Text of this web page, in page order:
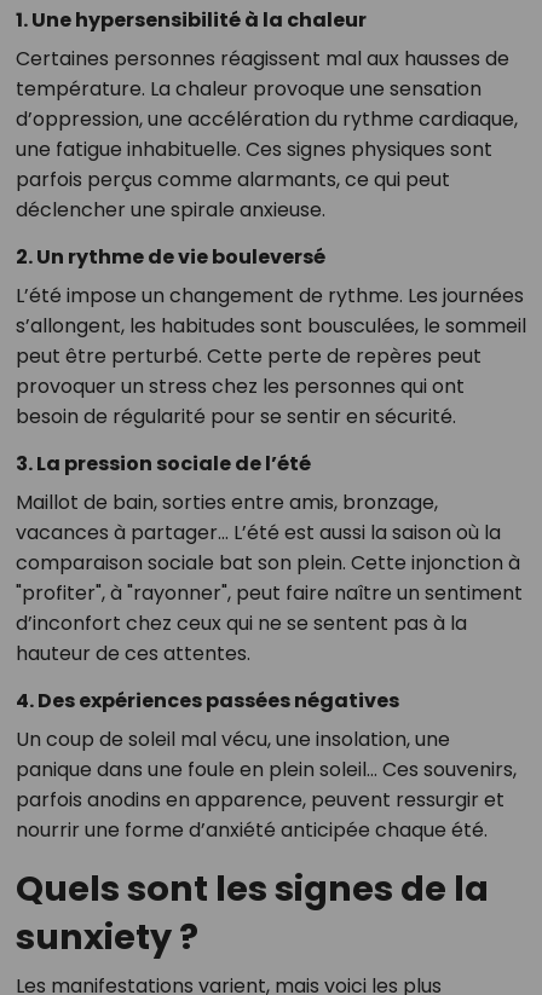
1.Une hypersensibilité à la chaleur
Certaines personnes réagissent mal aux hausses de
température. La chaleur provoque une sensation
d’oppression, une accélération du rythme cardiaque,
une fatigue inhabituelle. Ces signes physiques sont
parfois perçus comme alarmants, ce qui peut
déclencher une spirale anxieuse.
2.Un rythme de vie bouleversé
L’été impose un changement de rythme. Les journées
s’allongent, les habitudes sont bousculées, le sommeil
peut être perturbé. Cette perte de repères peut
provoquer un stress chez les personnes qui ont
besoin de régularité pour se sentir en sécurité.
3.La pression sociale de l’été
Maillot de bain, sorties entre amis, bronzage,
vacances à partager… L’été est aussi la saison où la
comparaison sociale bat son plein. Cette injonction à
"profiter", à "rayonner", peut faire naître un sentiment
d’inconfort chez ceux qui ne se sentent pas à la
hauteur de ces attentes.
4.Des expériences passées négatives
Un coup de soleil mal vécu, une insolation, une
panique dans une foule en plein soleil… Ces souvenirs,
parfois anodins en apparence, peuvent ressurgir et
nourrir une forme d’anxiété anticipée chaque été.
Quels sont les signes de la
sunxiety ?
Les manifestations varient, mais voici les plus